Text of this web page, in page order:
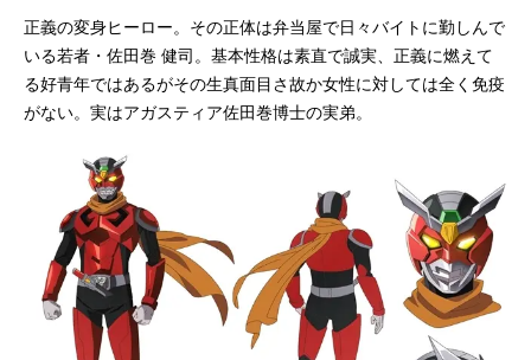
正義の変身ヒーロー。その正体は弁当屋で日々バイトに勤しんで
いる若者・佐田巻 健司。基本性格は素直で誠実、正義に燃えて
る好青年ではあるがその生真面目さ故か女性に対しては全く免疫
がない。実はアガスティア佐田巻博士の実弟。